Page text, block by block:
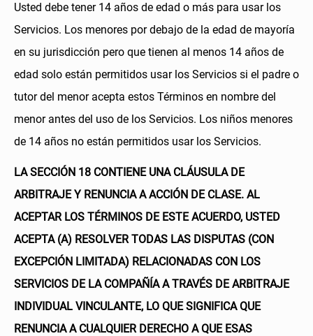
Usted debe tener 14 años de edad o más para usar los
Servicios. Los menores por debajo de la edad de mayoría
en su jurisdicción pero que tienen al menos 14 años de
edad solo están permitidos usar los Servicios si el padre o
tutor del menor acepta estos Términos en nombre del
menor antes del uso de los Servicios. Los niños menores
de 14 años no están permitidos usar los Servicios.
LA SECCIÓN 18 CONTIENE UNA CLÁUSULA DE
ARBITRAJE Y RENUNCIA A ACCIÓN DE CLASE. AL
ACEPTAR LOS TÉRMINOS DE ESTE ACUERDO, USTED
ACEPTA (A) RESOLVER TODAS LAS DISPUTAS (CON
EXCEPCIÓN LIMITADA) RELACIONADAS CON LOS
SERVICIOS DE LA COMPAÑÍA A TRAVÉS DE ARBITRAJE
INDIVIDUAL VINCULANTE, LO QUE SIGNIFICA QUE
RENUNCIA A CUALQUIER DERECHO A QUE ESAS